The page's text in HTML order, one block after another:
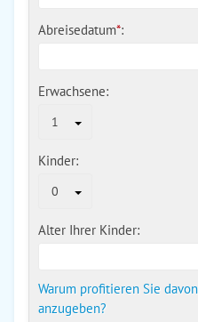
Abreisedatum*:
Erwachsene:
1
Kinder:
0
Alter Ihrer Kinder:
Warum profitieren Sie
anzugeben?